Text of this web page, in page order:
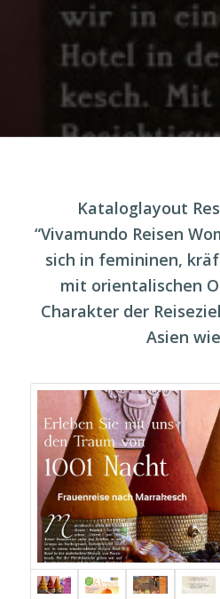
Kataloglayout
“Vivamundo Reisen
sich in femininen,
mit orientalischen
Charakter der
Asien